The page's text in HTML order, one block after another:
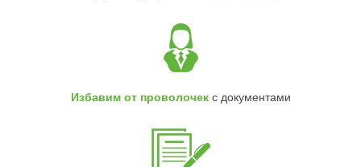
Избавим от проволочекс документами